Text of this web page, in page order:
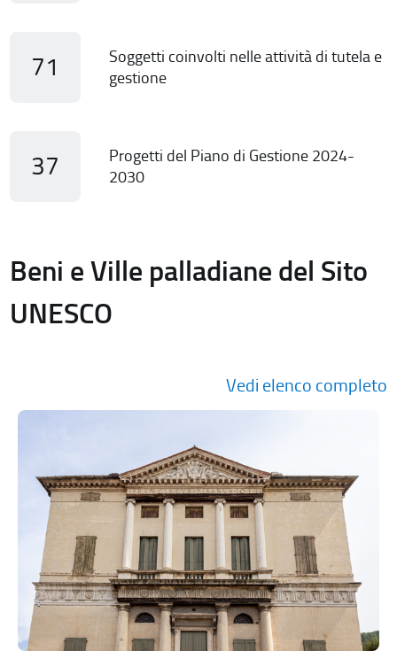
71
Soggetti coinvolti nelle attività di tutela e
gestione
37
Progetti del Piano di Gestione 2024-
2030
Beni e Ville palladiane del Sito
UNESCO
Vedi elenco completo